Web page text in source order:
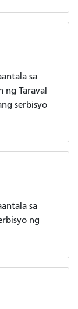
sa
ng Taraval
serbisyo
sa
ng